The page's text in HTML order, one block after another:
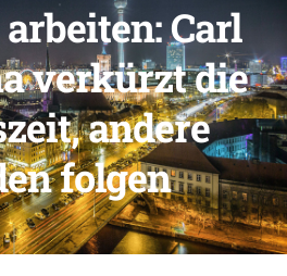
Carl
verkürzt die
andere
folgen